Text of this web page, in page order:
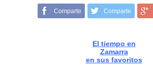
Comparte Comparte
El tiempo en
Zamarra
en sus favoritos